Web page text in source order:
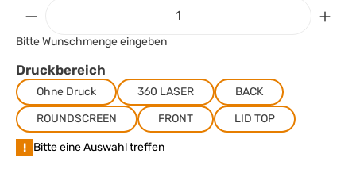
Bitte Wunschmenge eingeben
Druckbereich
Ohne Druck 360 LASER
BACK
ROUNDSCREEN
FRONT LID TOP
! Bitte eine Auswahl treffen